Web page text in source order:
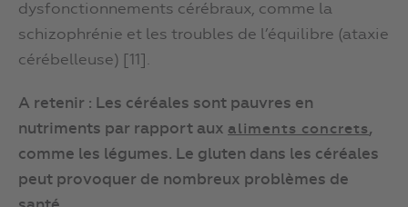
dysfonctionnements cérébraux, comme la
schizophrénie et les troubles de l’équilibre (ataxie
cérébelleuse) [11].
A retenir : Les céréales sont pauvres en
nutriments par rapport aux aliments concrets,
comme les légumes. Le gluten dans les céréales
peut provoquer de nombreux problèmes de